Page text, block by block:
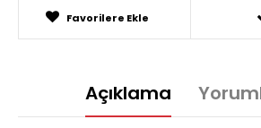
Favorilere Ekle
Açıklama